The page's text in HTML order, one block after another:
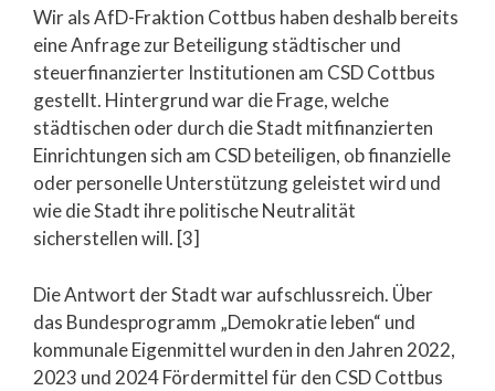
Wir als AfD-Fraktion Cottbus haben deshalb bereits
eine Anfrage zur Beteiligung städtischer und
steuerfinanzierter Institutionen am CSD Cottbus
gestellt. Hintergrund war die Frage, welche
städtischen oder durch die Stadt mitfinanzierten
Einrichtungen sich am CSD beteiligen, ob finanzielle
oder personelle Unterstützung geleistet wird und
wie die Stadt ihre politische Neutralität
sicherstellen will. [3]
Die Antwort der Stadt war aufschlussreich. Über
das Bundesprogramm „Demokratie leben“ und
kommunale Eigenmittel wurden in den Jahren 2022,
2023 und 2024 Fördermittel für den CSD Cottbus